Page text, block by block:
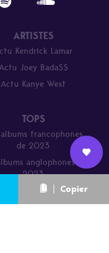
Newsletter
Copier
ARTISTES
Kendrick Lamar
Joey Bada$$
Actu Kanye West
TOPS
francophones
de 2023
anglophones de
2023
de DJ Mehdi en 20
titres